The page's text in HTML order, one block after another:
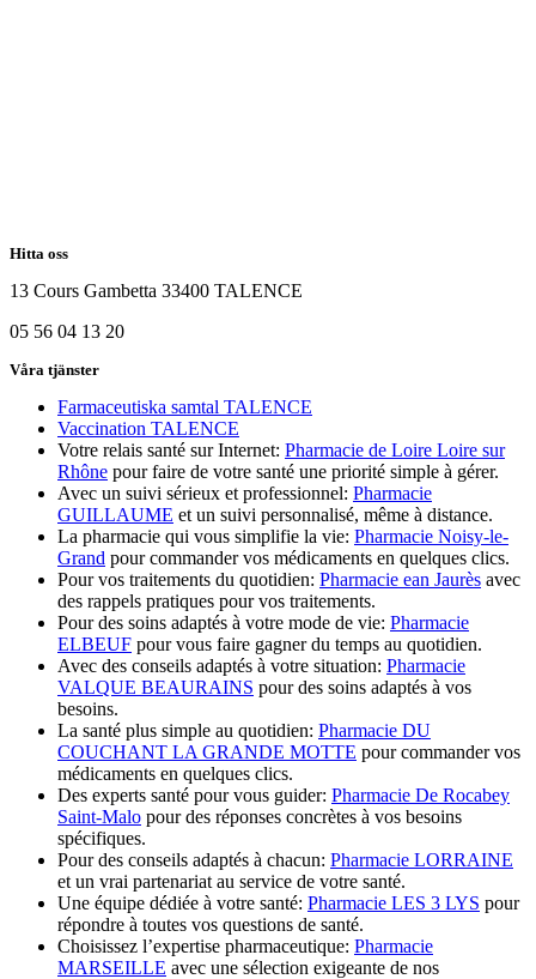
Hitta oss
13 Cours Gambetta 33400 TALENCE
05 56 04 13 20
Våra tjänster
Farmaceutiska samtal TALENCE
Vaccination TALENCE
Votre relais santé sur Internet: Pharmacie de Loire Loire sur
Rhône pour faire de votre santé une priorité simple à gérer.
Avec un suivi sérieux et professionnel: Pharmacie
GUILLAUME et un suivi personnalisé, même à distance.
La pharmacie qui vous simplifie la vie: Pharmacie Noisy-le-
Grand pour commander vos médicaments en quelques clics.
Pour vos traitements du quotidien: Pharmacie ean Jaurès avec
des rappels pratiques pour vos traitements.
Pour des soins adaptés à votre mode de vie: Pharmacie
ELBEUF pour vous faire gagner du temps au quotidien.
Avec des conseils adaptés à votre situation: Pharmacie
VALQUE BEAURAINS pour des soins adaptés à vos
besoins.
La santé plus simple au quotidien: Pharmacie DU
COUCHANT LA GRANDE MOTTE pour commander vos
médicaments en quelques clics.
Des experts santé pour vous guider: Pharmacie De Rocabey
Saint-Malo pour des réponses concrètes à vos besoins
spécifiques.
Pour des conseils adaptés à chacun: Pharmacie LORRAINE
et un vrai partenariat au service de votre santé.
Une équipe dédiée à votre santé: Pharmacie LES 3 LYS pour
répondre à toutes vos questions de santé.
Choisissez l’expertise pharmaceutique: Pharmacie
MARSEILLE avec une sélection exigeante de nos